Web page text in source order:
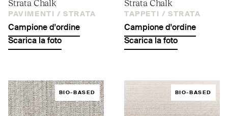
Strata Chalk
PAVIMENTI / STRATA
Campione d'ordine
Scarica la foto
Strata Chalk
TAPPETI / STRATA
Campione d'ordine
Scarica la foto
BIO-BASED BIO-BASED